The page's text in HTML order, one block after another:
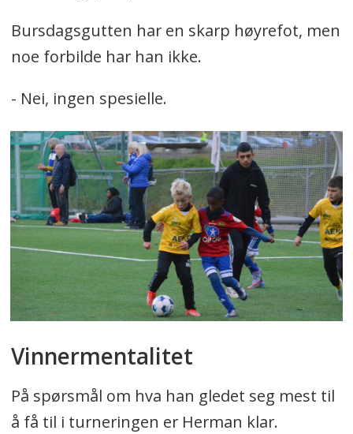
Bursdagsgutten har en skarp høyrefot, men
noe forbilde har han ikke.
- Nei, ingen spesielle.
Vinnermentalitet
På spørsmål om hva han gledet seg mest til
å få til i turneringen er Herman klar.